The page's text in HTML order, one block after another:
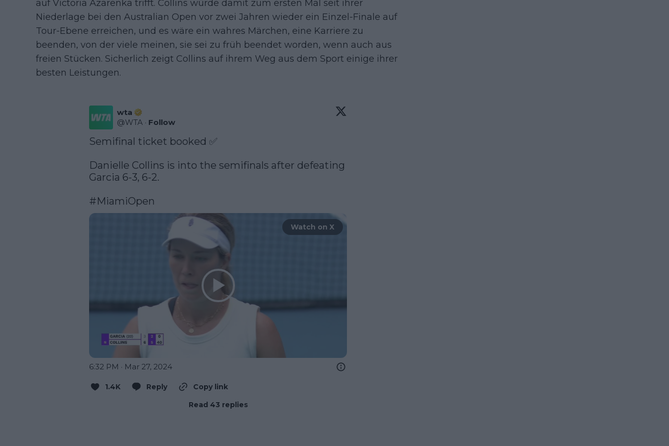
auf Victoria Azarenka trifft. Collins würde damit zum ersten Mal seit ihrer
Niederlage bei den Australian Open vor zwei Jahren wieder ein Einzel-Finale auf
Tour-Ebene erreichen, und es wäre ein wahres Märchen, eine Karriere zu
beenden, von der viele meinen, sie sei zu früh beendet worden, wenn auch aus
freien Stücken. Sicherlich zeigt Collins auf ihrem Weg aus dem Sport einige ihrer
besten Leistungen.
wta
@WTA · Follow
Semifinal ticket booked ✅
Danielle Collins is into the semifinals after defeating
Garcia 6-3, 6-2.
#MiamiOpen
Watch on X
6:32 PM · Mar 27, 2024
1.4K Reply
Copy link
Read 43 replies